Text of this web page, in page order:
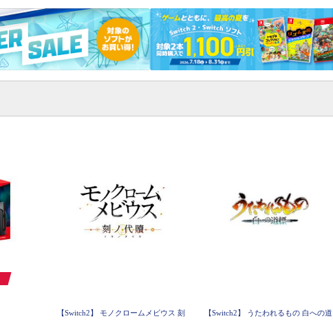
【Switch2】 モノクロームメビウス 刻
【Switch2】 うたわれるもの 白への道